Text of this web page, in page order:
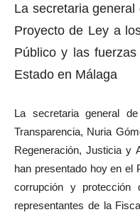
La secretaria general
Proyecto de Ley a
Público y las
Estado en Málaga
La secretaria general
Transparencia, Nuria
Regeneración, Justicia y
han presentado hoy en el
corrupción y
representantes de la